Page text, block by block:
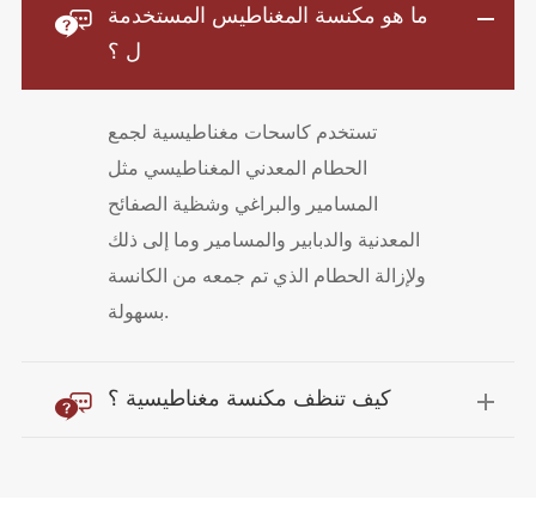

ما هو مكنسة المغناطيس المستخدمة
ل ؟
تستخدم كاسحات مغناطيسية لجمع
الحطام المعدني المغناطيسي مثل
المسامير والبراغي وشظية الصفائح
المعدنية والدبابير والمسامير وما إلى ذلك
ولإزالة الحطام الذي تم جمعه من الكانسة
بسهولة.
 كيف تنظف مكنسة مغناطيسية ؟